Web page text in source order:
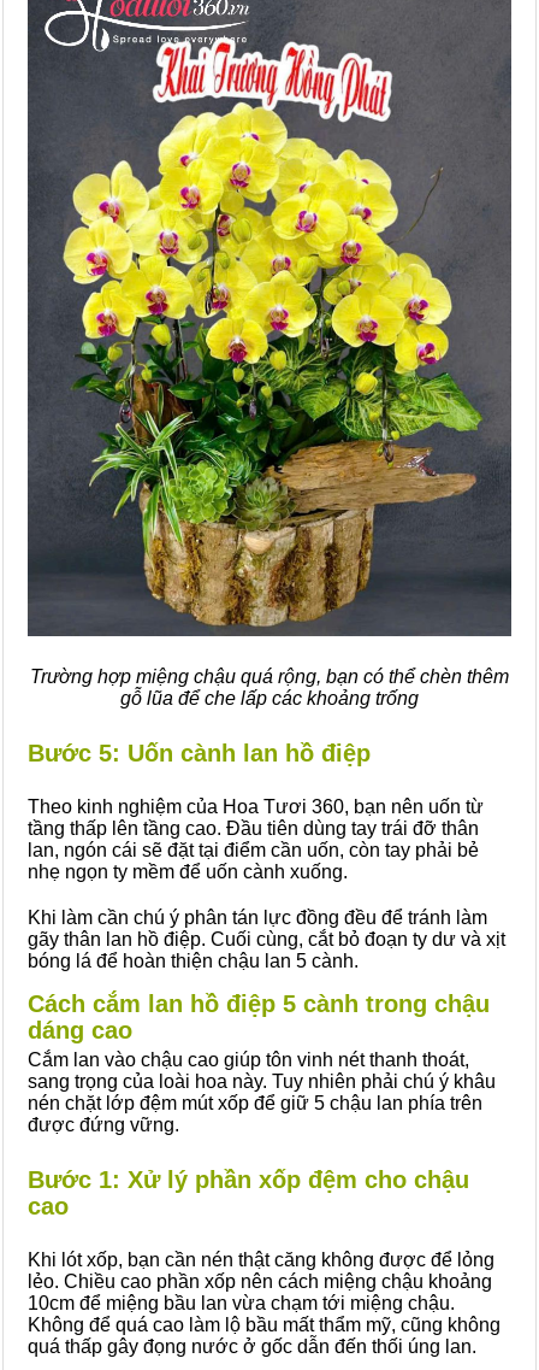
Trường hợp miệng chậu quá rộng, bạn có thể chèn thêm
gỗ lũa để che lấp các khoảng trống
Bước 5: Uốn cành lan hồ điệp
Theo kinh nghiệm của Hoa Tươi 360, bạn nên uốn từ
tầng thấp lên tầng cao. Đầu tiên dùng tay trái đỡ thân
lan, ngón cái sẽ đặt tại điểm cần uốn, còn tay phải bẻ
nhẹ ngọn ty mềm để uốn cành xuống.
Khi làm cần chú ý phân tán lực đồng đều để tránh làm
gãy thân lan hồ điệp. Cuối cùng, cắt bỏ đoạn ty dư và xịt
bóng lá để hoàn thiện chậu lan 5 cành.
Cách cắm lan hồ điệp 5 cành trong chậu
dáng cao
Cắm lan vào chậu cao giúp tôn vinh nét thanh thoát,
sang trọng của loài hoa này. Tuy nhiên phải chú ý khâu
nén chặt lớp đệm mút xốp để giữ 5 chậu lan phía trên
được đứng vững.
Bước 1: Xử lý phần xốp đệm cho chậu
cao
Khi lót xốp, bạn cần nén thật căng không được để lỏng
lẻo. Chiều cao phần xốp nên cách miệng chậu khoảng
10cm để miệng bầu lan vừa chạm tới miệng chậu.
Không để quá cao làm lộ bầu mất thẩm mỹ, cũng không
quá thấp gây đọng nước ở gốc dẫn đến thối úng lan.